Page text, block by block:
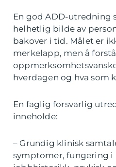
En god ADD-utredning
helhetlig bilde av
bakover i tid. Målet er
merkelapp, men å
hverdagen og hva som
En faglig forsvarlig
inneholde:
– Grundig klinisk
symptomer, fungering i